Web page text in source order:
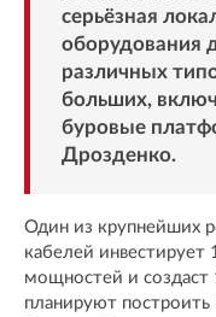
серьёзная
оборудования
различных
больших,
буровые
Дрозденко.
Один из крупнейших
кабелей
мощностей и создаст
планируют